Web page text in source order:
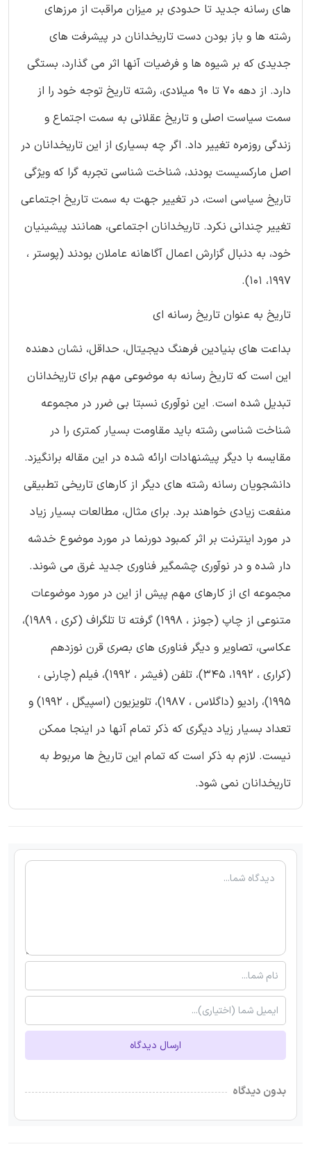
های رسانه جدید تا حدودی بر میزان مراقبت از مرزهای
رشته ها و باز بودن دست تاریخدانان در پیشرفت های
جدیدی که بر شیوه ها و فرضیات آنها اثر می گذارد، بستگی
دارد. از دهه 70 تا 90 میلادی، رشته تاریخ توجه خود را از
سمت سیاست اصلی و تاریخ عقلانی به سمت اجتماع و
زندگی روزمره تغییر داد. اگر چه بسیاری از این تاریخدانان در
اصل مارکسیست بودند، شناخت شناسی تجربه گرا که ویژگی
تاریخ سیاسی است، در تغییر جهت به سمت تاریخ اجتماعی
تغییر چندانی نکرد. تاریخدانان اجتماعی، همانند پیشینیان
خود، به دنبال گزارش اعمال آگاهانه عاملان بودند (پوستر ،
1997، 101).
تاریخ به عنوان تاریخ رسانه ای
بداعت های بنیادین فرهنگ دیجیتال، حداقل، نشان دهنده
این است که تاریخ رسانه به موضوعی مهم برای تاریخدانان
تبدیل شده است. این نوآوری نسبتا بی ضرر در مجموعه
شناخت شناسی رشته باید مقاومت بسیار کمتری را در
مقایسه با دیگر پیشنهادات ارائه شده در این مقاله برانگیزد.
دانشجویان رسانه رشته های دیگر از کارهای تاریخی تطبیقی
منفعت زیادی خواهند برد. برای مثال، مطالعات بسیار زیاد
در مورد اینترنت بر اثر کمبود دورنما در مورد موضوع خدشه
دار شده و در نوآوری چشمگیر فناوری جدید غرق می شوند.
مجموعه ای از کارهای مهم پیش از این در مورد موضوعات
متنوعی از چاپ (جونز ، 1998) گرفته تا تلگراف (کری ، 1989)،
عکاسی، تصاویر و دیگر فناوری های بصری قرن نوزدهم
(کراری ، 1992، 345)، تلفن (فیشر ، 1992)، فیلم (چارنی ،
1995)، رادیو (داگلاس ، 1987)، تلویزیون (اسپیگل ، 1992) و
تعداد بسیار زیاد دیگری که ذکر تمام آنها در اینجا ممکن
نیست. لازم به ذکر است که تمام این تاریخ ها مربوط به
تاریخدانان نمی شود.
ارسال دیدگاه
بدون دیدگاه